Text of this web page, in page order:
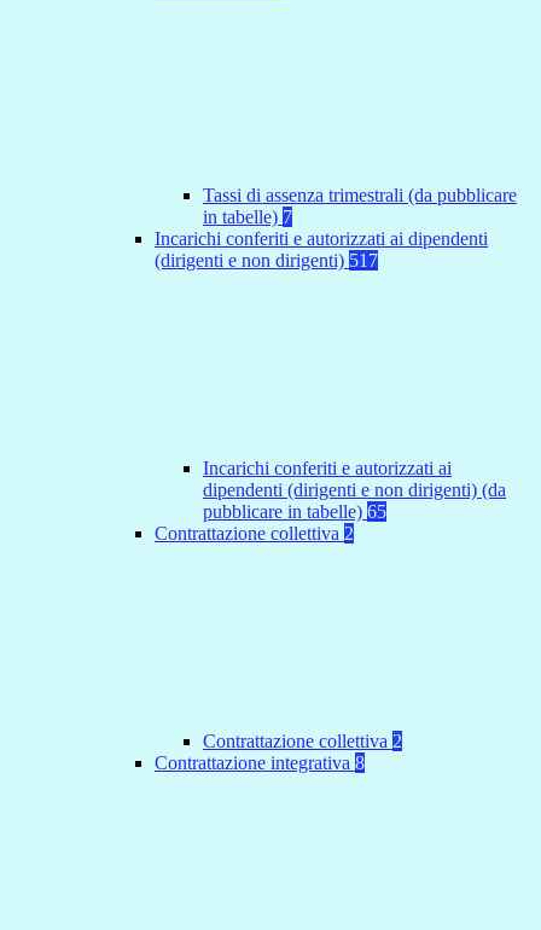
Tassi di assenza trimestrali (da pubblicare
in tabelle) 7
Incarichi conferiti e autorizzati ai dipendenti
(dirigenti e non dirigenti) 517
Incarichi conferiti e autorizzati ai
dipendenti (dirigenti e non dirigenti) (da
pubblicare in tabelle) 65
Contrattazione collettiva 2
Contrattazione collettiva 2
Contrattazione integrativa 8